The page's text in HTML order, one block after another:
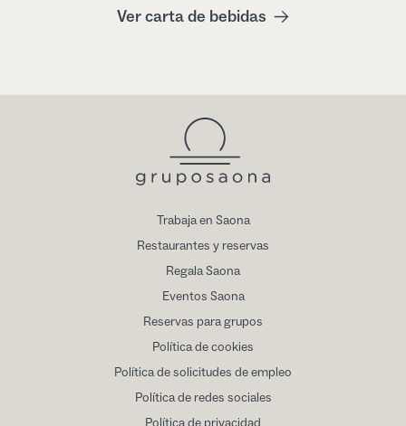
Ver carta de bebidas
Trabaja en Saona
Restaurantes y reservas
Regala Saona
Eventos Saona
Reservas para grupos
Política de cookies
Política de solicitudes de empleo
Política de redes sociales